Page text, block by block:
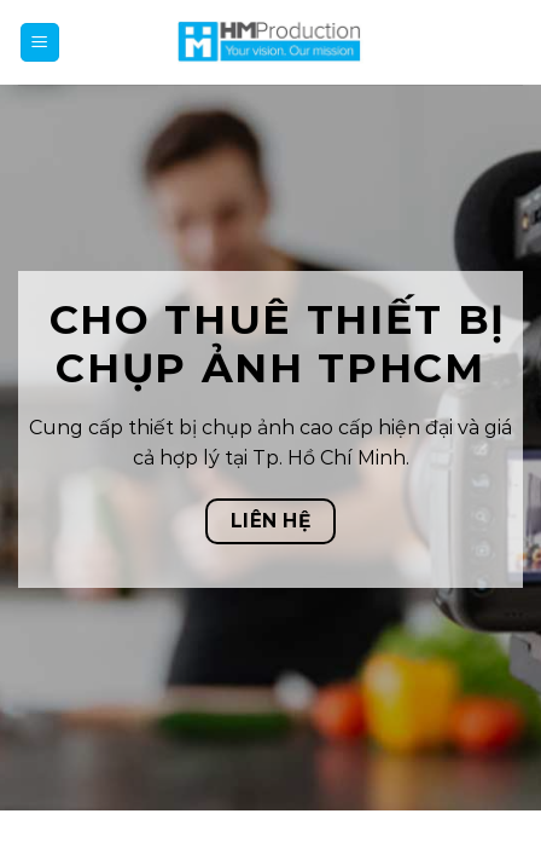
CHO THUÊ THIẾT BỊ
CHỤP ẢNH TPHCM
Cung cấp thiết bị chụp ảnh cao cấp hiện đại và giá
cả hợp lý tại Tp. Hồ Chí Minh.
LIÊN HỆ